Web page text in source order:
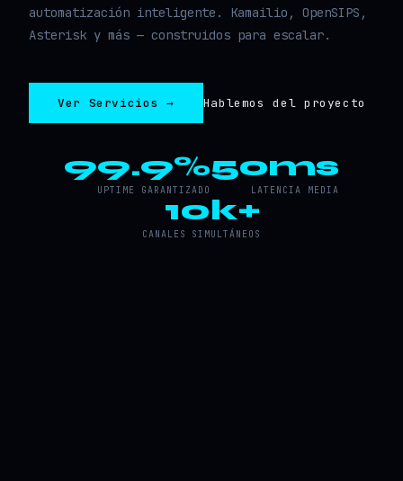
automatización inteligente. Kamailio, OpenSIPS,
Asterisk y más — construidos para escalar.
Ver Servicios → Hablemos del proyecto
99.9%
UPTIME GARANTIZADO
50ms
LATENCIA MEDIA
10k+
CANALES SIMULTÁNEOS